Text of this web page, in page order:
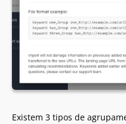
Existem 3 tipos de